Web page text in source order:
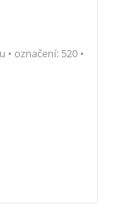
označení: 520 •